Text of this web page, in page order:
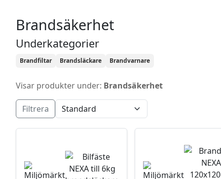
Brandsäkerhet
Underkategorier
Brandfiltar Brandsläckare Brandvarnare
Visar produkter under: Brandsäkerhet
Filtrera